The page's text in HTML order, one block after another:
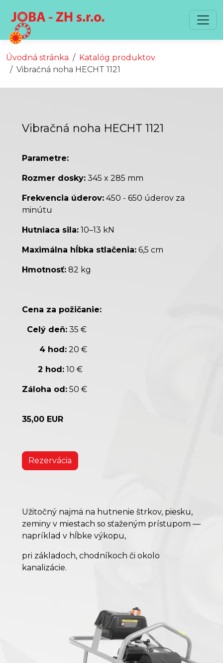
Úvodná stránka
Katalóg produktov
Vibračná noha HECHT 1121
Vibračná noha HECHT 1121
Parametre:
Rozmer dosky: 345 x 285 mm
Frekvencia úderov: 450 - 650 úderov za
minútu
Hutniaca sila: 10–13 kN
Maximálna hĺbka stlačenia: 6,5 cm
Hmotnosť: 82 kg
Cena za požičanie:
Celý deň: 35 €
4 hod: 20 €
2 hod: 10 €
Záloha od: 50 €
35,00 EUR
Rezervácia
Užitočný najmä na hutnenie štrkov, piesku,
zeminy v miestach so sťaženým prístupom —
napríklad v hĺbke výkopu,
pri základoch, chodníkoch či okolo
kanalizácie.